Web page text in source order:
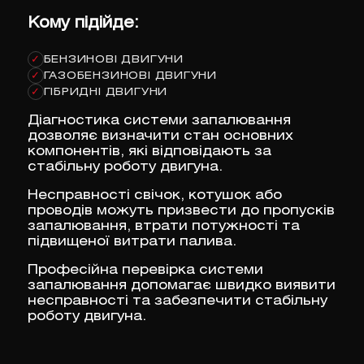
Кому підійде:
✓ БЕНЗИНОВІ ДВИГУНИ
✓ ГАЗОБЕНЗИНОВІ ДВИГУНИ
✓ ГІБРИДНІ ДВИГУНИ
Діагностика системи запалювання
дозволяє визначити стан основних
компонентів, які відповідають за
стабільну роботу двигуна.
Несправності свічок, котушок або
проводів можуть призвести до пропусків
запалювання, втрати потужності та
підвищеної витрати палива.
Професійна перевірка системи
запалювання допомагає швидко виявити
несправності та забезпечити стабільну
роботу двигуна.